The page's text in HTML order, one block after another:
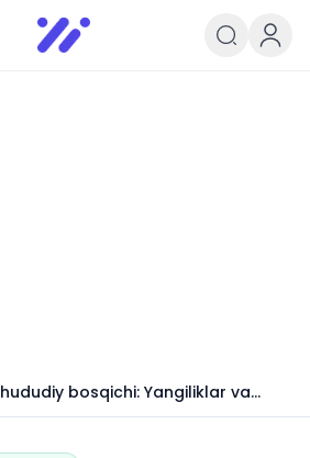
Infoedu
Ta&#039;lim xabarlari va
bosqichi: Yangiliklar va